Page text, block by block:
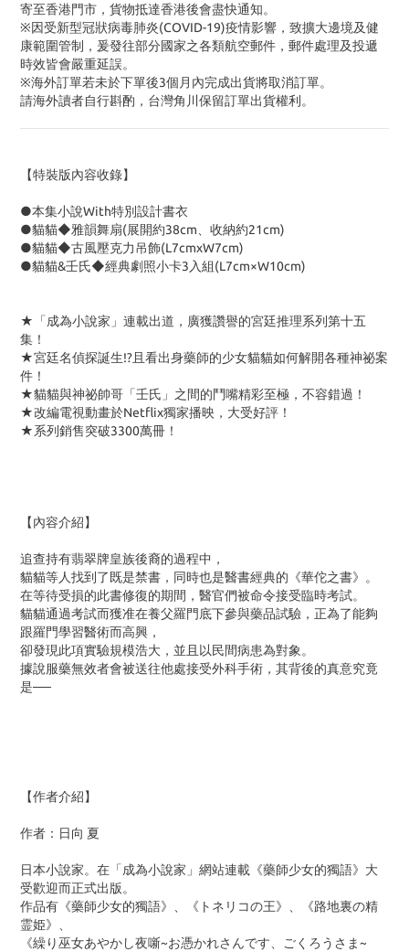
寄至香港門市，貨物抵達香港後會盡快通知。
※因受新型冠狀病毒肺炎(COVID-19)疫情影響，致擴大邊境及健
康範圍管制，爰發往部分國家之各類航空郵件，郵件處理及投遞
時效皆會嚴重延誤。
※海外訂單若未於下單後3個月內完成出貨將取消訂單。
請海外讀者自行斟酌，台灣角川保留訂單出貨權利。
【特裝版內容收錄】
●本集小說With特別設計書衣
●貓貓◆雅韻舞扇(展開約38cm、收納約21cm)
●貓貓◆古風壓克力吊飾(L7cmxW7cm)
●貓貓&壬氏◆經典劇照小卡3入組(L7cm×W10cm)
★「成為小說家」連載出道，廣獲讚譽的宮廷推理系列第十五
集！
★宮廷名偵探誕生!?且看出身藥師的少女貓貓如何解開各種神祕案
件！
★貓貓與神祕帥哥「壬氏」之間的鬥嘴精彩至極，不容錯過！
★改編電視動畫於Netflix獨家播映，大受好評！
★系列銷售突破3300萬冊！
【內容介紹】
追查持有翡翠牌皇族後裔的過程中，
貓貓等人找到了既是禁書，同時也是醫書經典的《華佗之書》。
在等待受損的此書修復的期間，醫官們被命令接受臨時考試。
貓貓通過考試而獲准在養父羅門底下參與藥品試驗，正為了能夠
跟羅門學習醫術而高興，
卻發現此項實驗規模浩大，並且以民間病患為對象。
據說服藥無效者會被送往他處接受外科手術，其背後的真意究竟
是──
【作者介紹】
作者：日向 夏
日本小說家。在「成為小說家」網站連載《藥師少女的獨語》大
受歡迎而正式出版。
作品有《藥師少女的獨語》、《トネリコの王》、《路地裏の精
霊姫》、
《繰り巫女あやかし夜噺~お憑かれさんです、ごくろうさま~